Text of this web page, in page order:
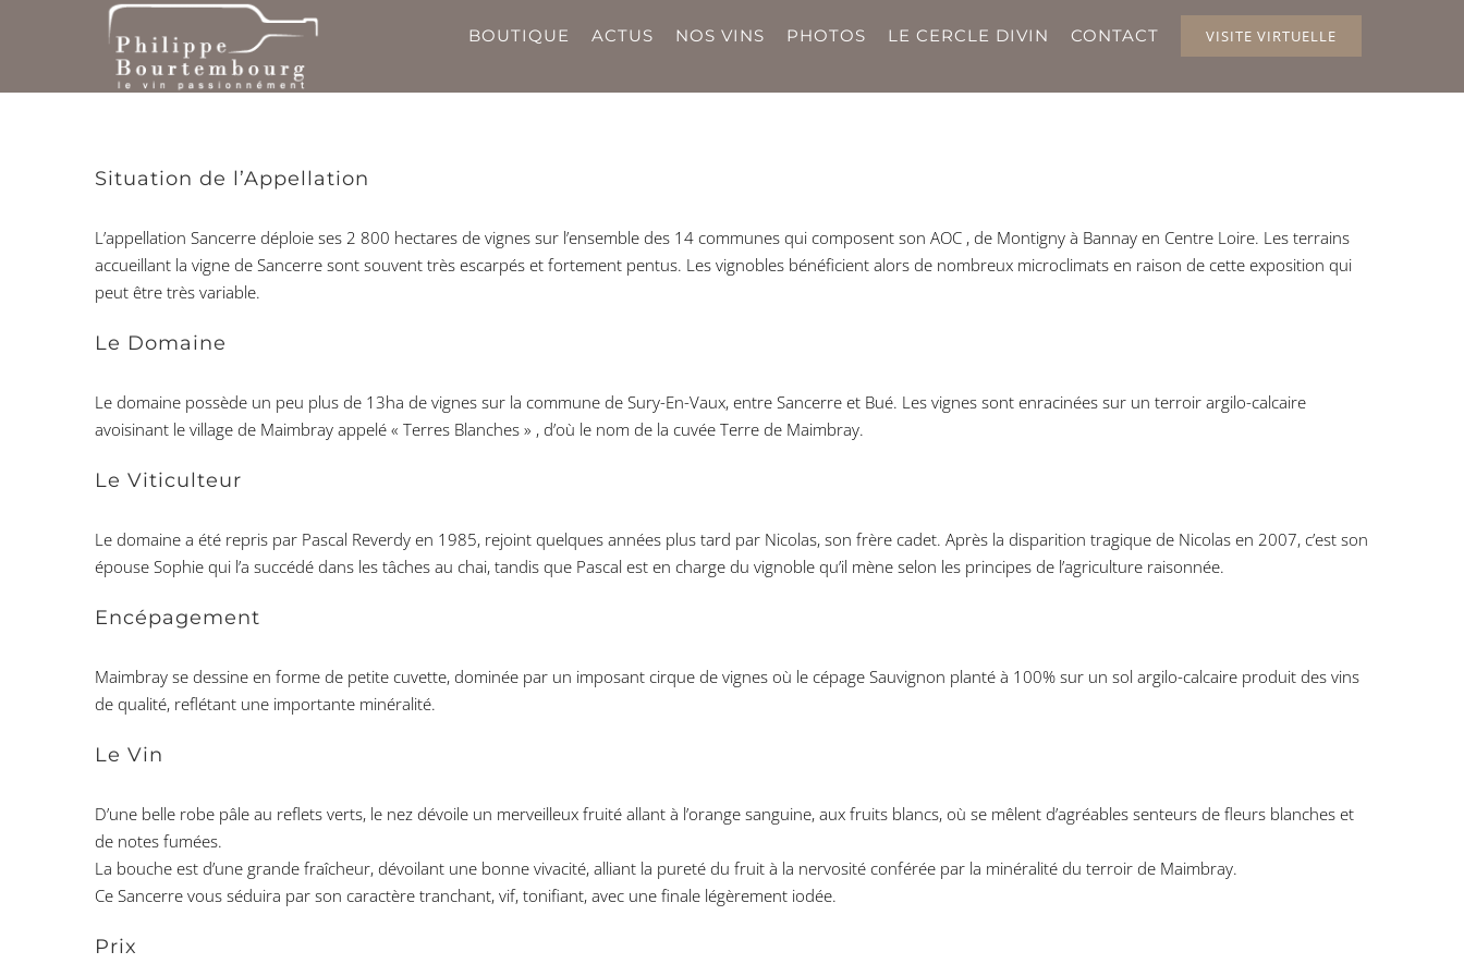
BOUTIQUE ACTUS NOS VINS PHOTOS LE CERCLE DIVIN CONTACT VISITE VIRTUELLE
Situation de l’Appellation
L’appellation Sancerre déploie ses 2 800 hectares de vignes sur l’ensemble des 14 communes qui composent son AOC , de Montigny à Bannay en Centre Loire. Les terrains
accueillant la vigne de Sancerre sont souvent très escarpés et fortement pentus. Les vignobles bénéficient alors de nombreux microclimats en raison de cette exposition qui
peut être très variable.
Le Domaine
Le domaine possède un peu plus de 13ha de vignes sur la commune de Sury-En-Vaux, entre Sancerre et Bué. Les vignes sont enracinées sur un terroir argilo-calcaire
avoisinant le village de Maimbray appelé « Terres Blanches » , d’où le nom de la cuvée Terre de Maimbray.
Le Viticulteur
Le domaine a été repris par Pascal Reverdy en 1985, rejoint quelques années plus tard par Nicolas, son frère cadet. Après la disparition tragique de Nicolas en 2007, c’est son
épouse Sophie qui l’a succédé dans les tâches au chai, tandis que Pascal est en charge du vignoble qu’il mène selon les principes de l’agriculture raisonnée.
Encépagement
Maimbray se dessine en forme de petite cuvette, dominée par un imposant cirque de vignes où le cépage Sauvignon planté à 100% sur un sol argilo-calcaire produit des vins
de qualité, reflétant une importante minéralité.
Le Vin
D’une belle robe pâle au reflets verts, le nez dévoile un merveilleux fruité allant à l’orange sanguine, aux fruits blancs, où se mêlent d’agréables senteurs de fleurs blanches et
de notes fumées.
La bouche est d’une grande fraîcheur, dévoilant une bonne vivacité, alliant la pureté du fruit à la nervosité conférée par la minéralité du terroir de Maimbray.
Ce Sancerre vous séduira par son caractère tranchant, vif, tonifiant, avec une finale légèrement iodée.
Prix